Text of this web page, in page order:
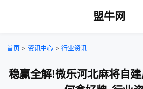
盟牛网
首页 > 资讯中心 > 行业资讯
稳赢全解!微乐河北麻将自